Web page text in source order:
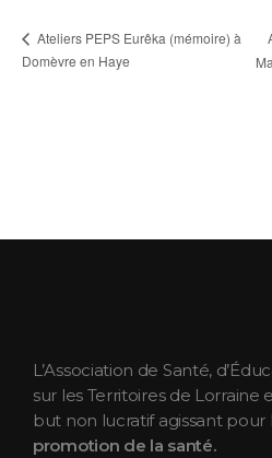
Ateliers PEPS Eurêka (mémoire) à
Domèvre en Haye
L’Association de Santé,
sur les Territoires de Lorraine
but non lucratif agissant pour
promotion de la santé.